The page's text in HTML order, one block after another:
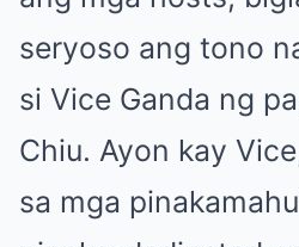
seryoso ang tono
si Vice Ganda ng
Chiu. Ayon kay
sa mga